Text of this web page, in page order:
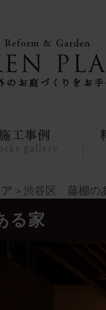
＞渋谷区 藤棚の
る家